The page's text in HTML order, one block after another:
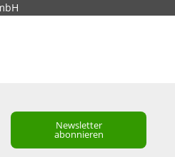
Newsletter
abonnieren